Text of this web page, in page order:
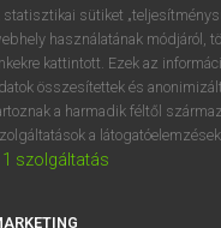
VAN ELŐFIZETÉSED?
előfizetésem a teljes
statisztikai sütiket
használatának módjáról,
kattintott. Ezek az
összesítettek és
a harmadik féltől
a
1 szolgáltatás
q w e
a s d f
í y x c